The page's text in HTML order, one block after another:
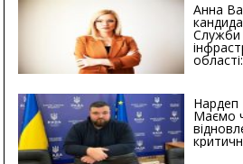
Анна
Служби
Нардеп
Маємо